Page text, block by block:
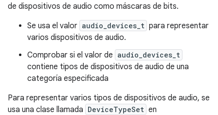
de dispositivos de audio como máscaras de bits.
Se usa el valor audio_devices_t para representar
varios dispositivos de audio.
Comprobar si el valor de audio_devices_t
contiene tipos de dispositivos de audio de una
categoría especificada
Para representar varios tipos de dispositivos de audio, se
usa una clase llamada DeviceTypeSet en